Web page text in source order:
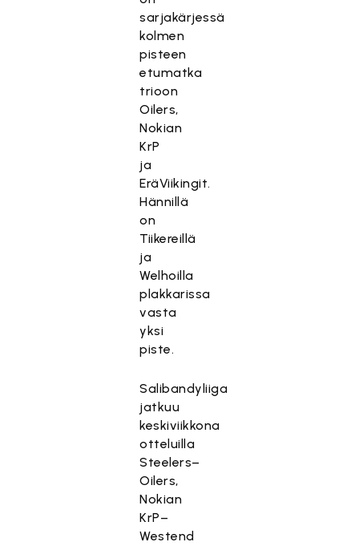
sarjakärjessä
kolmen
pisteen
etumatka
trioon
Oilers,
Nokian
KrP
ja
EräViikingit.
Hännillä
on
Tiikereillä
ja
Welhoilla
plakkarissa
vasta
yksi
piste.
Salibandyliiga
jatkuu
keskiviikkona
otteluilla
Steelers–
Oilers,
Nokian
KrP–
Westend